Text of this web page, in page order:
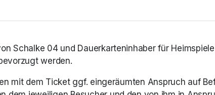
Schalke 04 und Dauerkarteninhaber für
werden.
mit dem Ticket ggf. eingeräumten Anspruch auf